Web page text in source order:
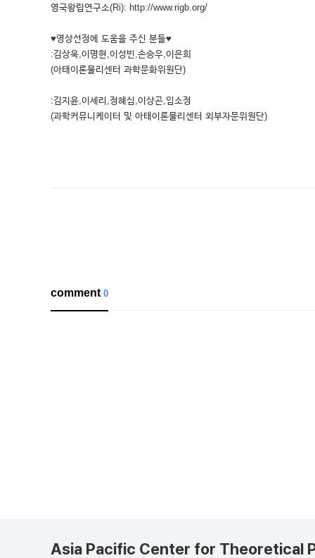
영국왕립연구소(Ri): http://www.rigb.org/
♥영상선정에 도움을 주신 분들♥
:김상욱,이명현,이성빈,손승우,이은희
(아태이론물리센터 과학문화위원단)
:김지윤,이세리,정혜심,이상곤,임소정
(과학커뮤니케이터 및 아태이론물리센터 외부자문위원단)
comment0
Asia Pacific Center for Theoretical